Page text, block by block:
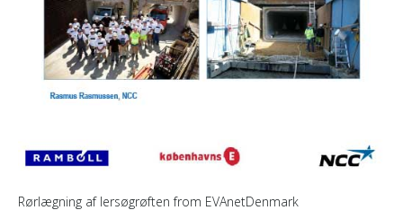
Rørlægning af lersøgrøften from EVAnetDenmark